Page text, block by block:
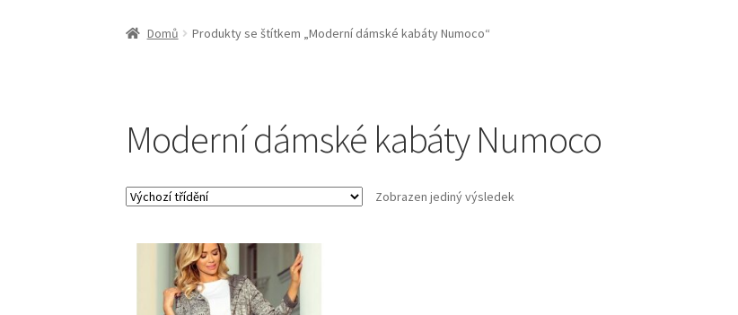
Domů Produkty se štítkem „Moderní dámské kabáty Numoco“
Moderní dámské kabáty Numoco
Zobrazen jediný výsledek